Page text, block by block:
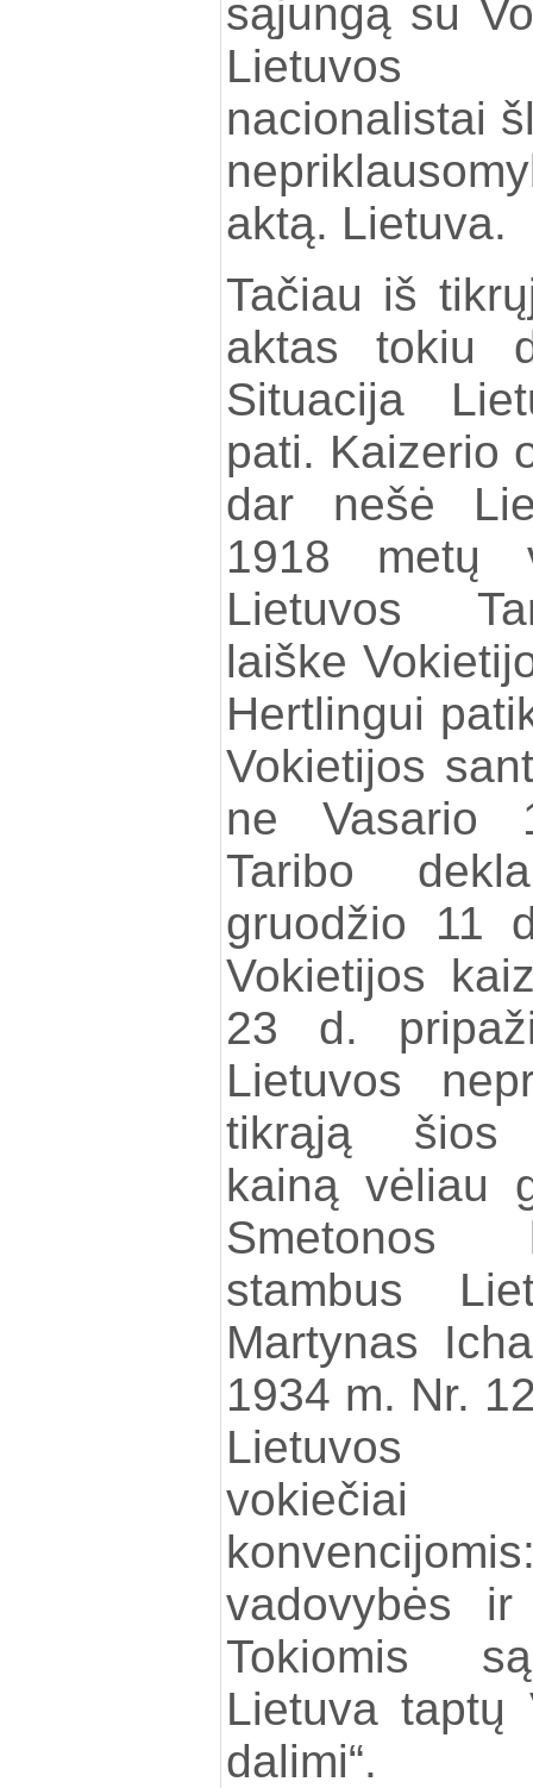
sąjungą su
Lietuvos
nacionalistai
aktą. Lietuva.
Tačiau iš
aktas tokiu
Situacija
pati. Kaizerio
dar nešė
1918 metų
Lietuvos
laiške
Hertlingui
Vokietijos
ne Vasario
Taribo
gruodžio 11
Vokietijos
23 d.
Lietuvos
tikrąją šios
kainą vėliau
Smetonos
stambus
Martynas
1934 m. Nr.
Lietuvos
vadovybės
Tokiomis
Lietuva taptų
dalimi“.